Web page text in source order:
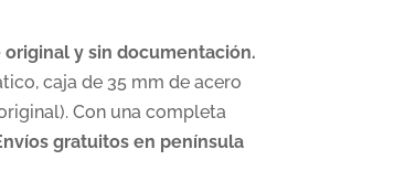
original y sin documentación.
caja de 35 mm de acero
Con una completa
gratuitos en península